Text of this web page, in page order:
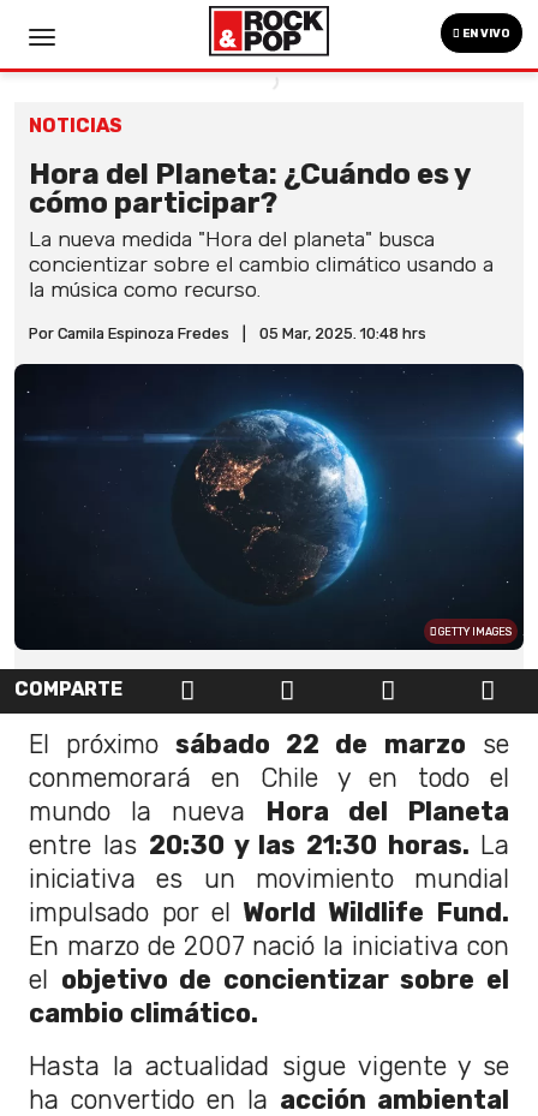
EN VIVO
NOTICIAS
Hora del Planeta: ¿Cuándo es y
cómo participar?
La nueva medida "Hora del planeta" busca
concientizar sobre el cambio climático usando a
la música como recurso.
Por Camila Espinoza Fredes 05 Mar, 2025. 10:48 hrs
GETTY IMAGES
COMPARTE
El próximo sábado 22 de marzo se
conmemorará en Chile y en todo el
mundo la nueva Hora del Planeta
entre las 20:30 y las 21:30 horas. La
iniciativa es un movimiento mundial
impulsado por el World Wildlife Fund.
En marzo de 2007 nació la iniciativa con
el objetivo de concientizar sobre el
cambio climático.
Hasta la actualidad sigue vigente y se
ha convertido en la acción ambiental